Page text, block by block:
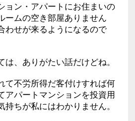
ョン・アパートにお住まいの
ームの空き部屋ありません
わせが来るようになるので
は、ありがたい話だけどね。
て不労所得だ客付けすれば何
アパートマンションを投資用
ちが私にはわかりません。